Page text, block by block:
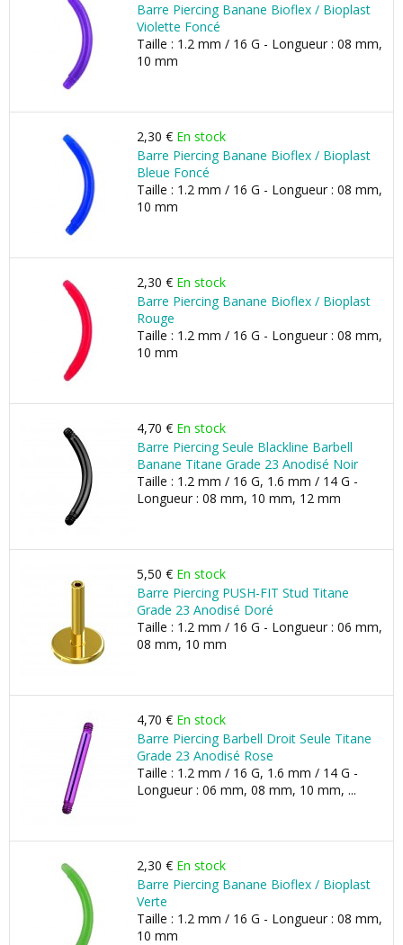
Barre Piercing Banane Bioflex / Bioplast
Violette Foncé
Taille : 1.2 mm / 16 G - Longueur : 08 mm,
10 mm
2,30 € En stock
Barre Piercing Banane Bioflex / Bioplast
Bleue Foncé
Taille : 1.2 mm / 16 G - Longueur : 08 mm,
10 mm
2,30 € En stock
Barre Piercing Banane Bioflex / Bioplast
Rouge
Taille : 1.2 mm / 16 G - Longueur : 08 mm,
10 mm
4,70 € En stock
Barre Piercing Seule Blackline Barbell
Banane Titane Grade 23 Anodisé Noir
Taille : 1.2 mm / 16 G, 1.6 mm / 14 G -
Longueur : 08 mm, 10 mm, 12 mm
5,50 € En stock
Barre Piercing PUSH-FIT Stud Titane
Grade 23 Anodisé Doré
Taille : 1.2 mm / 16 G - Longueur : 06 mm,
08 mm, 10 mm
4,70 € En stock
Barre Piercing Barbell Droit Seule Titane
Grade 23 Anodisé Rose
Taille : 1.2 mm / 16 G, 1.6 mm / 14 G -
Longueur : 06 mm, 08 mm, 10 mm, ...
2,30 € En stock
Barre Piercing Banane Bioflex / Bioplast
Verte
Taille : 1.2 mm / 16 G - Longueur : 08 mm,
10 mm